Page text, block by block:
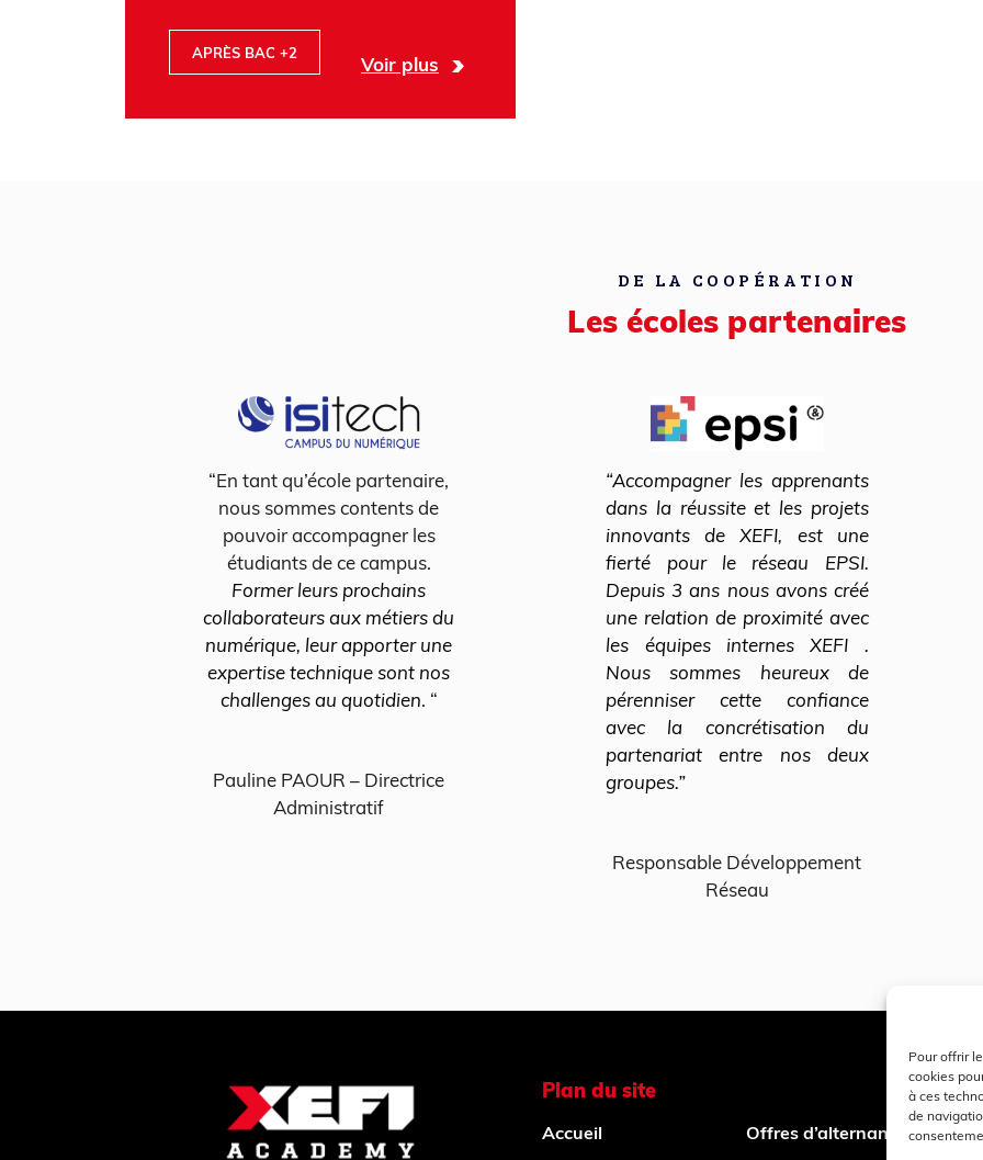
Pour offrir
cookies
à ces
de
APRÈS BAC +2
Voir plus
DE LA COOPÉRATION
Les écoles partenaires
“En tant qu’école partenaire,
nous sommes contents de
pouvoir accompagner les
étudiants de ce campus.
Former leurs prochains
collaborateurs aux métiers du
numérique, leur apporter une
expertise technique sont nos
challenges au quotidien. “
Pauline PAOUR – Directrice
Administratif
“Accompagner les apprenants
dans la réussite et les projets
innovants de XEFI, est une
fierté pour le réseau EPSI.
Depuis 3 ans nous avons créé
une relation de proximité avec
les équipes internes XEFI .
Nous sommes heureux de
pérenniser cette confiance
avec la concrétisation du
partenariat entre nos deux
groupes.”
Responsable Développement
Réseau
Plan du site
Accueil Offres d’alternance